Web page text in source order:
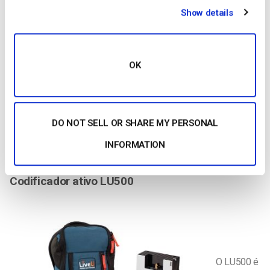
Show details
OK
DO NOT SELL OR SHARE MY PERSONAL
INFORMATION
O LiveU Solo aceita vídeo via SDI ou HDMI, como o LU200e.
No que diz respeito à conetividade de rede, o LiveU Solo
duas ligações 4G LTE. Inclui também suporte Wi-Fi (até
45 por mês para ligação de rede baseada em nuvem e
serviços LiveU Reliable Transport (LRT). Para saber mais
Codificador ativo LU500
O LU500 é